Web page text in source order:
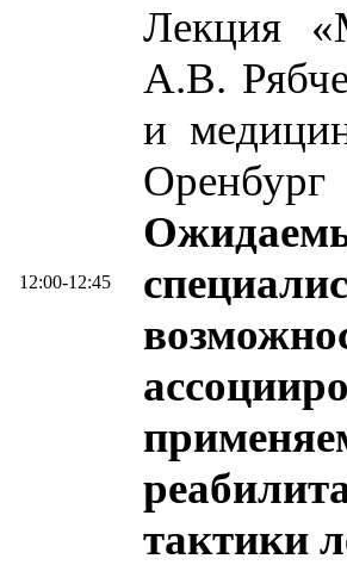
12:00-12:45
Лекция
А.В.
и
Оренбург
тактики